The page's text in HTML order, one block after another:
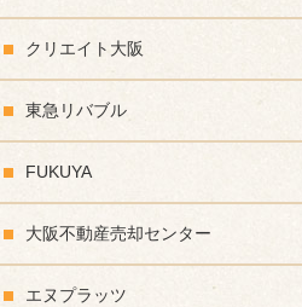
クリエイト大阪
東急リバブル
FUKUYA
大阪不動産売却センター
エヌプラッツ